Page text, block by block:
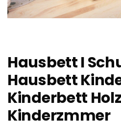
Hausbett I
Hausbett
Kinderbett
Kinderzmmer